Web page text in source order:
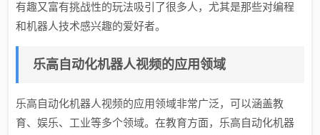
有趣又富有挑战性的玩法吸引了很多人，尤其是那些对编程
和机器人技术感兴趣的爱好者。
乐高自动化机器人视频的应用领域
乐高自动化机器人视频的应用领域非常广泛，可以涵盖教
育、娱乐、工业等多个领域。在教育方面，乐高自动化机器